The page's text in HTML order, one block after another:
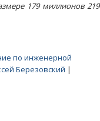
179 миллионов 219
по инженерной
Березовский |